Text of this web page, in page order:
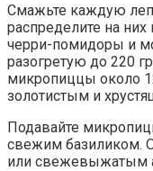
Смажьте каждую
распределите на
черри-помидоры и
разогретую до 220
микропиццы около
золотистым и
Подавайте
свежим базиликом.
или свежевыжатым